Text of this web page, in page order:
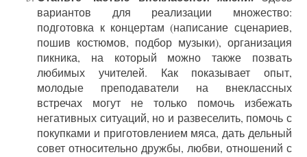
вариантов для реализации множество:
подготовка к концертам (написание сценариев,
пошив костюмов, подбор музыки), организация
пикника, на который можно также позвать
любимых учителей. Как показывает опыт,
молодые преподаватели на внеклассных
встречах могут не только помочь избежать
негативных ситуаций, но и развеселить, помочь с
покупками и приготовлением мяса, дать дельный
совет относительно дружбы, любви, отношений с